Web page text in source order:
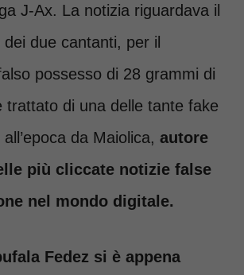
J-Ax. La notizia riguardava il
due cantanti, per il
possesso di 28 grammi di
trattato di una delle tante fake
da Maiolica, autore
più cliccate notizie false
nel mondo digitale.
Fedez si è appena